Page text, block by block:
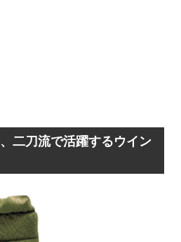
二刀流で活躍するウイン